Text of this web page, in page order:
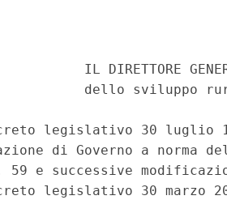
IL DIRETTORE
dello sviluppo
legislativo 30 luglio
di Governo a
59 e successive
legislativo 30 marzo